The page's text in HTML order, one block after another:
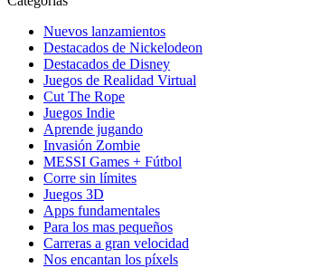
Nuevos lanzamientos
Destacados de Nickelodeon
Destacados de Disney
Juegos de Realidad Virtual
Cut The Rope
Juegos Indie
Aprende jugando
Invasión Zombie
MESSI Games + Fútbol
Corre sin límites
Juegos 3D
Apps fundamentales
Para los mas pequeños
Carreras a gran velocidad
Nos encantan los píxels